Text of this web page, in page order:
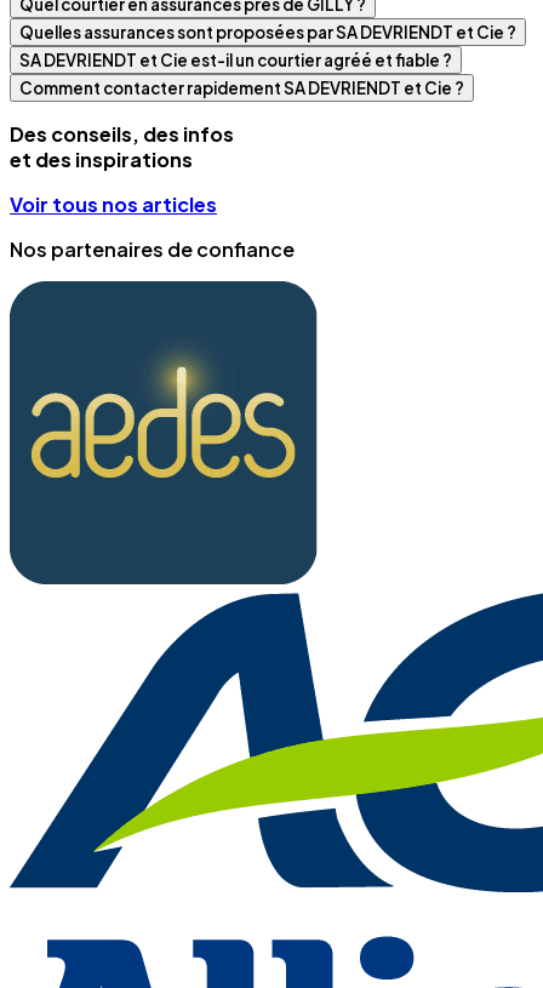
Quelles assurances sont proposées par SA DEVRIENDT et Cie ?
SA DEVRIENDT et Cie est-il un courtier agréé et fiable ?
Comment contacter rapidement SA DEVRIENDT et Cie ?
Des conseils, des infos
et des inspirations
Voir tous nos articles
Nos partenaires de confiance